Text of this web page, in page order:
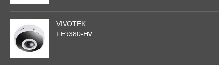
VIVOTEK
FE9380-HV